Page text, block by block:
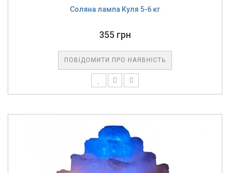
Соляна лампа Куля 5-6 кг
355 грн
ПОВІДОМИТИ ПРО НАЯВНІСТЬ